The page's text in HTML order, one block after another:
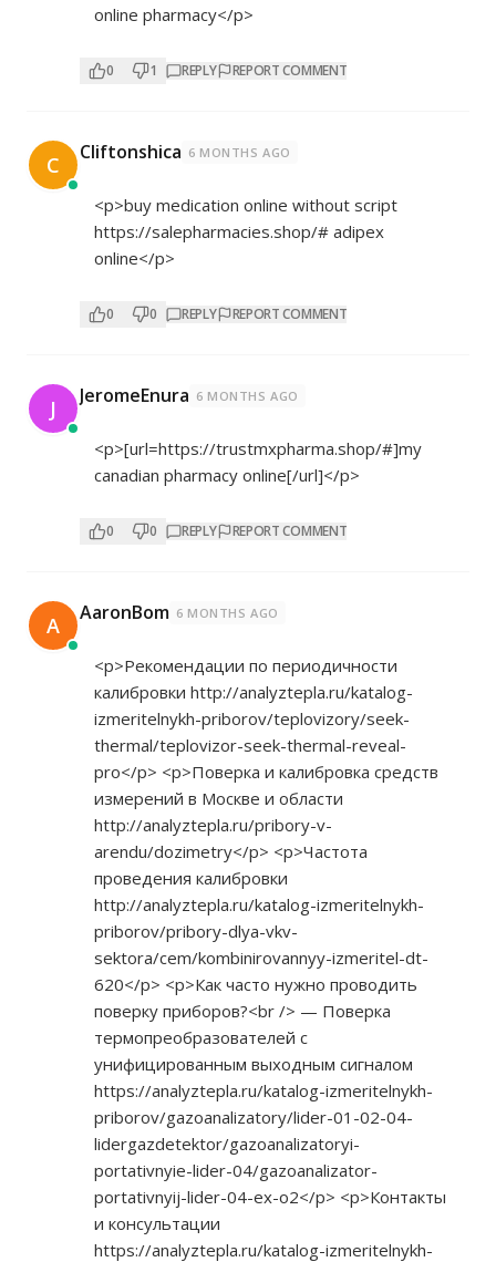
online pharmacy</p>
0 1 REPLY REPORT COMMENT
C Cliftonshica 6 MONTHS AGO
<p>buy medication online without script
https://salepharmacies.shop/# adipex
online</p>
0 0 REPLY REPORT COMMENT
J JeromeEnura 6 MONTHS AGO
<p>[url=https://trustmxpharma.shop/#]my
canadian pharmacy online[/url]</p>
0 0 REPLY REPORT COMMENT
A AaronBom 6 MONTHS AGO
<p>Рекомендации по периодичности
калибровки http://analyztepla.ru/katalog-
izmeritelnykh-priborov/teplovizory/seek-
thermal/teplovizor-seek-thermal-reveal-
pro</p> <p>Поверка и калибровка средств
измерений в Москве и области
http://analyztepla.ru/pribory-v-
arendu/dozimetry</p> <p>Частота
проведения калибровки
http://analyztepla.ru/katalog-izmeritelnykh-
priborov/pribory-dlya-vkv-
sektora/cem/kombinirovannyy-izmeritel-dt-
620</p> <p>Как часто нужно проводить
поверку приборов?<br /> — Поверка
термопреобразователей с
унифицированным выходным сигналом
https://analyztepla.ru/katalog-izmeritelnykh-
priborov/gazoanalizatory/lider-01-02-04-
lidergazdetektor/gazoanalizatoryi-
portativnyie-lider-04/gazoanalizator-
portativnyij-lider-04-ex-o2</p> <p>Контакты
и консультации
https://analyztepla.ru/katalog-izmeritelnykh-